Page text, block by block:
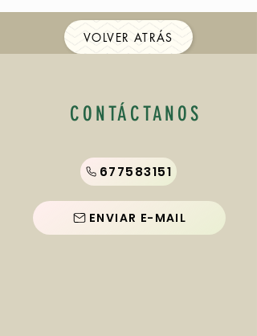
VOLVER ATRÁS
CONTÁCTANOS
677583151
ENVIAR E-MAIL